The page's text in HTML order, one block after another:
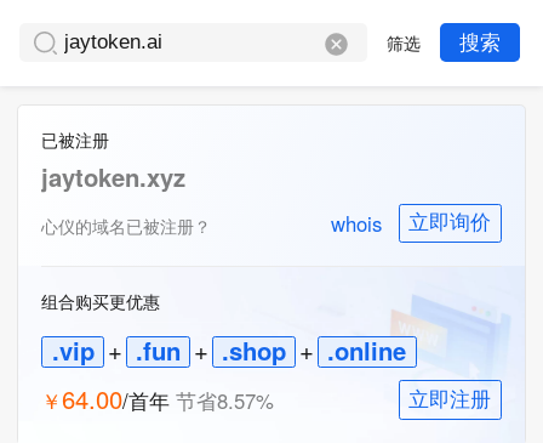
筛选 搜索
已被注册
jaytoken.xyz
心仪的域名已被注册？ whois 立即询价
组合购买更优惠
.vip + .fun + .shop + .online
￥64.00/首年 节省8.57% 立即注册